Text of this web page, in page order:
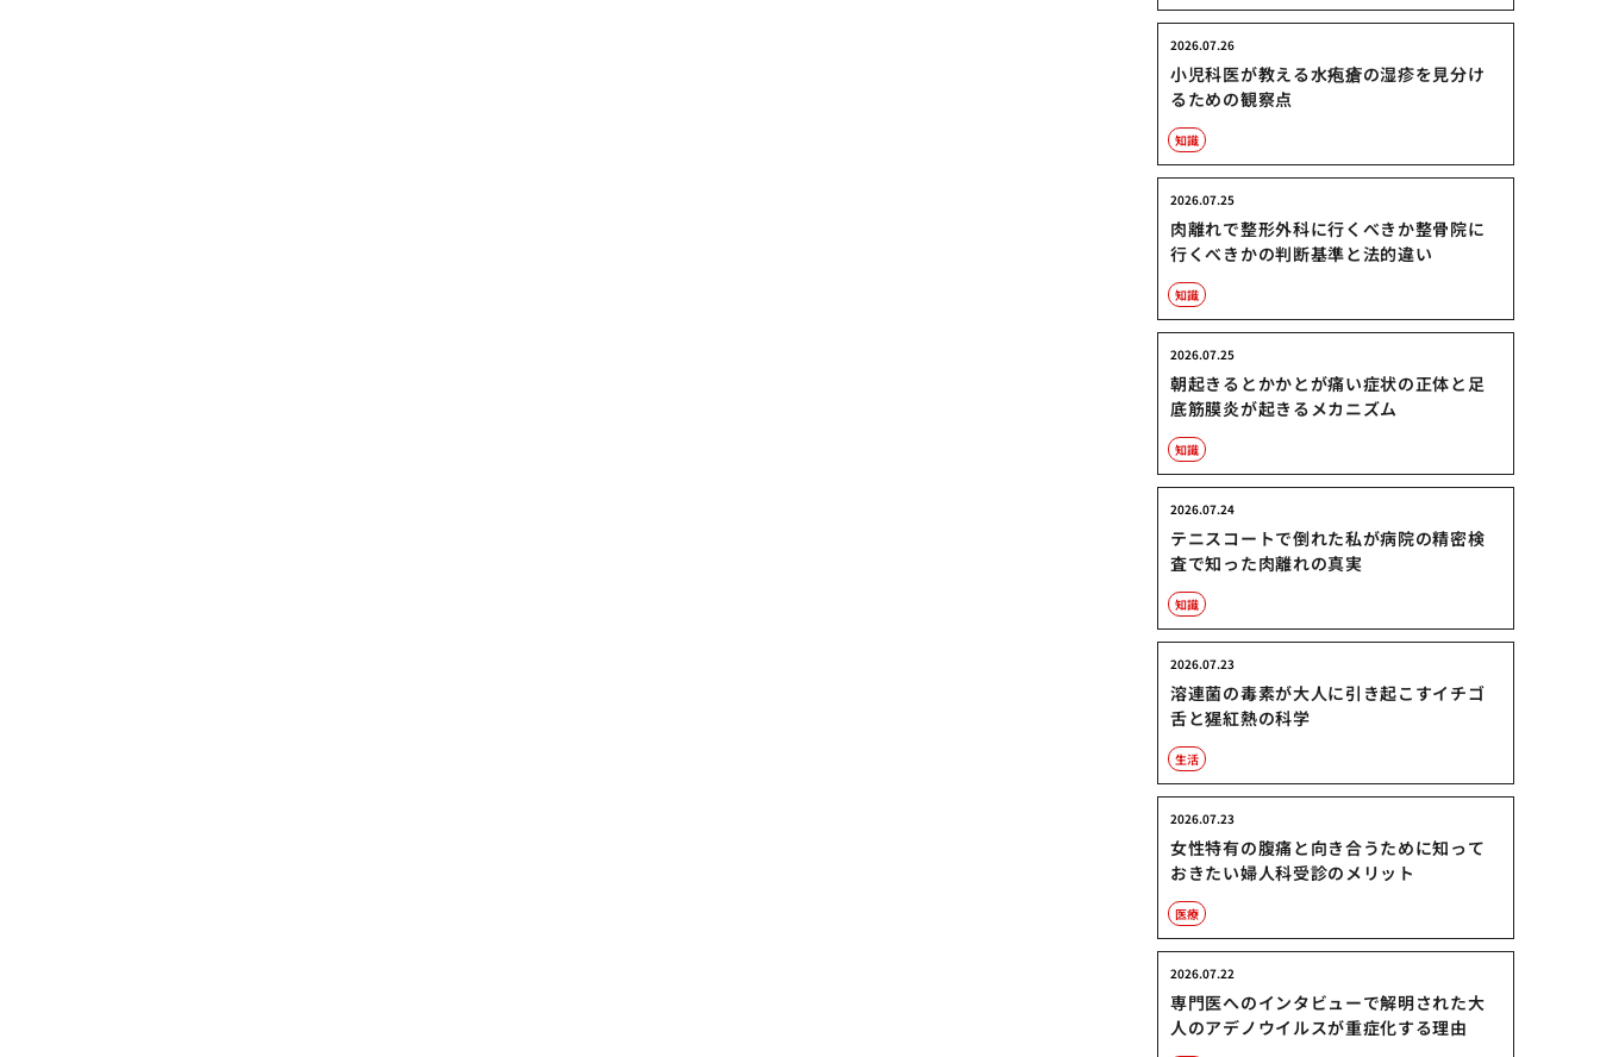
小児科医が教える水疱瘡の湿疹を見分け
るための観察点
2026.07.26
知識
肉離れで整形外科に行くべきか整骨院に
行くべきかの判断基準と法的違い
2026.07.25
知識
朝起きるとかかとが痛い症状の正体と足
底筋膜炎が起きるメカニズム
2026.07.25
知識
テニスコートで倒れた私が病院の精密検
査で知った肉離れの真実
2026.07.24
知識
溶連菌の毒素が大人に引き起こすイチゴ
舌と猩紅熱の科学
2026.07.23
生活
女性特有の腹痛と向き合うために知って
おきたい婦人科受診のメリット
2026.07.23
医療
専門医へのインタビューで解明された大
人のアデノウイルスが重症化する理由
2026.07.22